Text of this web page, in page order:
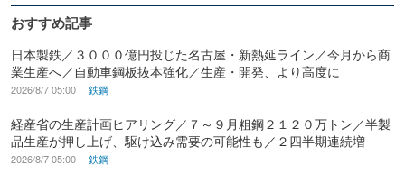
おすすめ記事
日本製鉄／３０００億円投じた名古屋・新熱延ライン／今月から商
業生産へ／自動車鋼板抜本強化／生産・開発、より高度に
2026/8/7 05:00 鉄鋼
経産省の生産計画ヒアリング／７～９月粗鋼２１２０万トン／半製
品生産が押し上げ、駆け込み需要の可能性も／２四半期連続増
2026/8/7 05:00 鉄鋼